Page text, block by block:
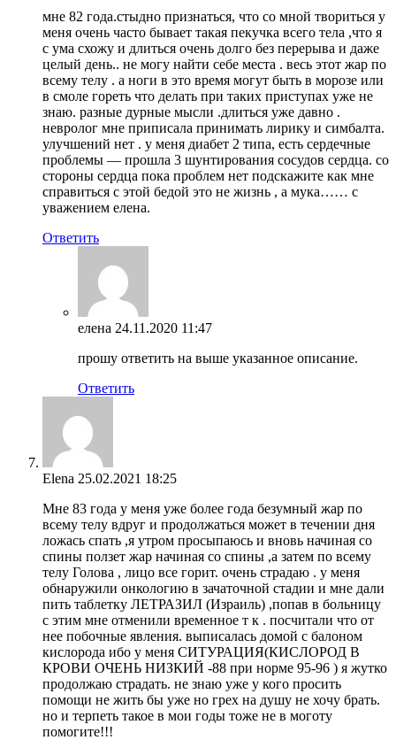
мне 82 года.стыдно признаться, что со мной твориться у
меня очень часто бывает такая пекучка всего тела ,что я
с ума схожу и длиться очень долго без перерыва и даже
целый день.. не могу найти себе места . весь этот жар по
всему телу . а ноги в это время могут быть в морозе или
в смоле гореть что делать при таких приступах уже не
знаю. разные дурные мысли .длиться уже давно .
невролог мне приписала принимать лирику и симбалта.
улучшений нет . у меня диабет 2 типа, есть сердечные
проблемы — прошла 3 шунтирования сосудов сердца. со
стороны сердца пока проблем нет подскажите как мне
справиться с этой бедой это не жизнь , а мука…… с
уважением елена.
Ответить
елена 24.11.2020 11:47
прошу ответить на выше указанное описание.
Ответить
Elena 25.02.2021 18:25
Мне 83 года у меня уже более года безумный жар по
всему телу вдруг и продолжаться может в течении дня
ложась спать ,я утром просыпаюсь и вновь начиная со
спины ползет жар начиная со спины ,а затем по всему
телу Голова , лицо все горит. очень страдаю . у меня
обнаружили онкологию в зачаточной стадии и мне дали
пить таблетку ЛЕТРАЗИЛ (Израиль) ,попав в больницу
с этим мне отменили временное т к . посчитали что от
нее побочные явления. выписалась домой с балоном
кислорода ибо у меня СИТУРАЦИЯ(КИСЛОРОД В
КРОВИ ОЧЕНЬ НИЗКИЙ -88 при норме 95-96 ) я жутко
продолжаю страдать. не знаю уже у кого просить
помощи не жить бы уже но грех на душу не хочу брать.
но и терпеть такое в мои годы тоже не в моготу
помогите!!!